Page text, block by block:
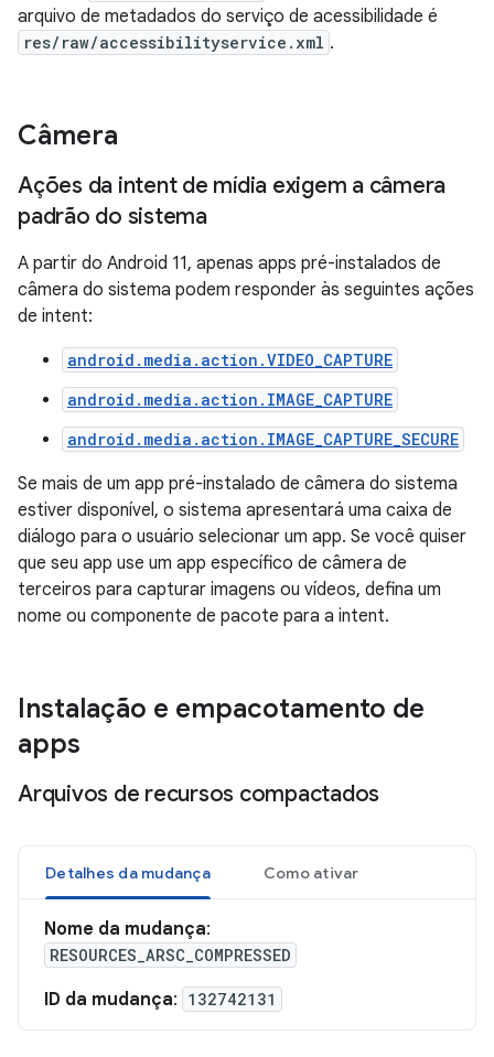
arquivo de metadados do serviço de acessibilidade é
res/raw/accessibilityservice.xml .
Câmera
Ações da intent de mídia exigem a câmera
padrão do sistema
A partir do Android 11, apenas apps pré-instalados de
câmera do sistema podem responder às seguintes ações
de intent:
android.media.action.VIDEO_CAPTURE
android.media.action.IMAGE_CAPTURE
android.media.action.IMAGE_CAPTURE_SECURE
Se mais de um app pré-instalado de câmera do sistema
estiver disponível, o sistema apresentará uma caixa de
diálogo para o usuário selecionar um app. Se você quiser
que seu app use um app específico de câmera de
terceiros para capturar imagens ou vídeos, defina um
nome ou componente de pacote para a intent.
Instalação e empacotamento de
apps
Arquivos de recursos compactados
Detalhes da mudança Como ativar
Nome da mudança:
RESOURCES_ARSC_COMPRESSED
ID da mudança: 132742131